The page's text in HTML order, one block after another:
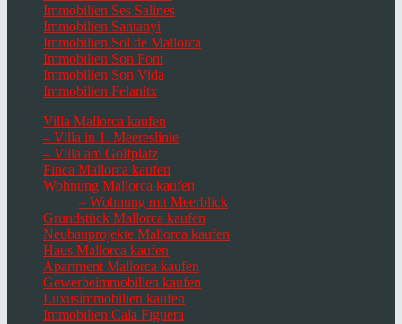
Immobilien Ses Salines
Immobilien Santanyi
Immobilien Sol de Mallorca
Immobilien Son Font
Immobilien Son Vida
Immobilien Felanitx
Villa Mallorca kaufen
– Villa in 1. Meereslinie
– Villa am Golfplatz
Finca Mallorca kaufen
Wohnung Mallorca kaufen
– Wohnung mit Meerblick
Grundstück Mallorca kaufen
Neubauprojekte Mallorca kaufen
Haus Mallorca kaufen
Apartment Mallorca kaufen
Gewerbeimmobilien kaufen
Luxusimmobilien kaufen
Immobilien Cala Figuera